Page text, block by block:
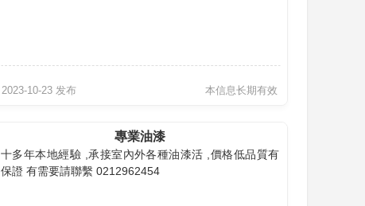
本信息长期有效
2023-10-23 发布
專業油漆
十多年本地經驗 ,承接室內外各種油漆活 ,價格低品質有
保證 有需要請聯繫 0212962454